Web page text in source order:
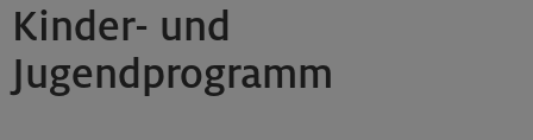
Kinder- und
Jugendprogramm